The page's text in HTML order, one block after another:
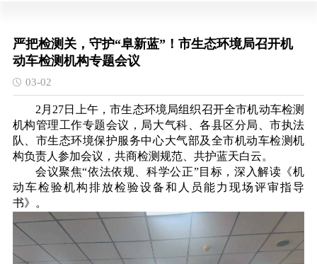
严把检测关，守护“阜新蓝”！市生态环境局召开机
动车检测机构专题会议
03-02
2月27日上午，市生态环境局组织召开全市机动车检测
机构管理工作专题会议，局大气科、各县区分局、市执法
队、市生态环境保护服务中心大气部及全市机动车检测机
构负责人参加会议，共商检测规范、共护蓝天白云。
会议聚焦“依法依规、科学公正”目标，深入解读《机
动车检验机构排放检验设备和人员能力现场评审指导
书》。